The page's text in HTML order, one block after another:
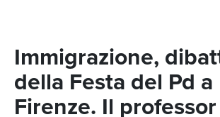
Immigrazione,
della Festa del Pd a
Firenze. Il professor